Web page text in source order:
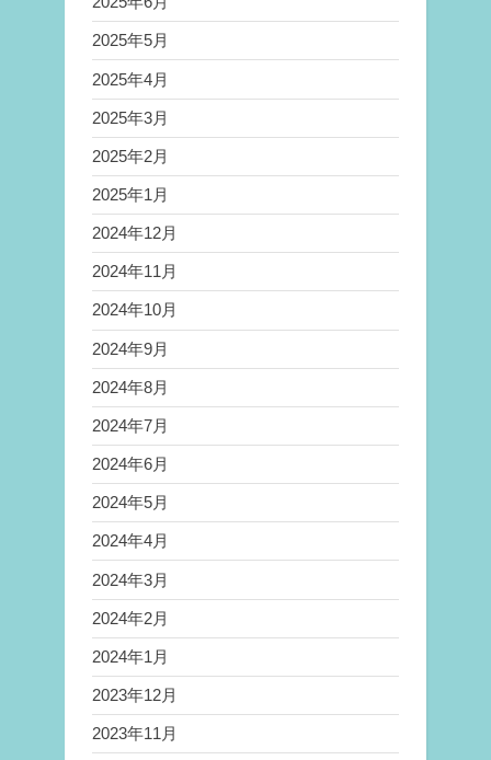
2025年5月
2025年4月
2025年3月
2025年2月
2025年1月
2024年12月
2024年11月
2024年10月
2024年9月
2024年8月
2024年7月
2024年6月
2024年5月
2024年4月
2024年3月
2024年2月
2024年1月
2023年12月
2023年11月